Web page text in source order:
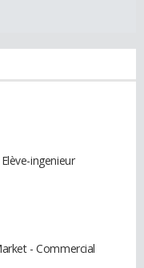
ingenieur
- Commercial